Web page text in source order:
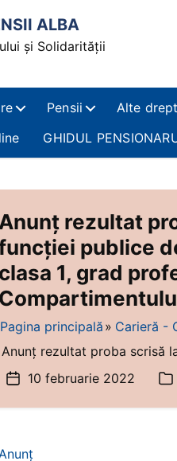
ALBA
și Solidarității
Pensii Alte
GHIDUL
Anunț rezultat
publice
clasa 1, grad
Pagina principală
Carieră -
Anunț rezultat proba scrisă
Dată10 februarie 2022